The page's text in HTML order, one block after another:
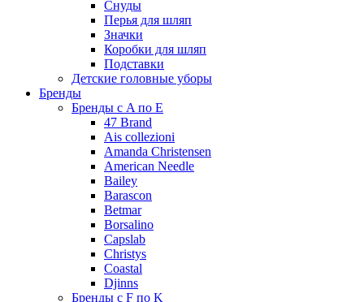
Снуды
Перья для шляп
Значки
Коробки для шляп
Подставки
Детские головные уборы
Бренды
Бренды с A по E
47 Brand
Ais collezioni
Amanda Christensen
American Needle
Bailey
Barascon
Betmar
Borsalino
Capslab
Christys
Coastal
Djinns
Бренды с F по K